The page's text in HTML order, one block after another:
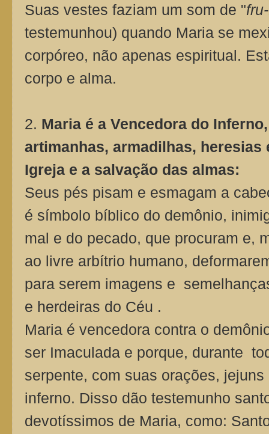
Suas vestes faziam um som de "
testemunhou) quando Maria se
corpóreo, não apenas espiritual.
corpo e alma.
2. Maria é a Vencedora do
artimanhas, armadilhas,
Igreja e a salvação das almas:
Seus pés pisam e esmagam a
é símbolo bíblico do demônio,
mal e do pecado, que procuram
ao livre arbítrio humano,
para serem imagens e
e herdeiras do Céu .
Maria é vencedora contra o
ser Imaculada e porque, durante
serpente, com suas orações,
inferno. Disso dão testemunho
devotíssimos de Maria, como: